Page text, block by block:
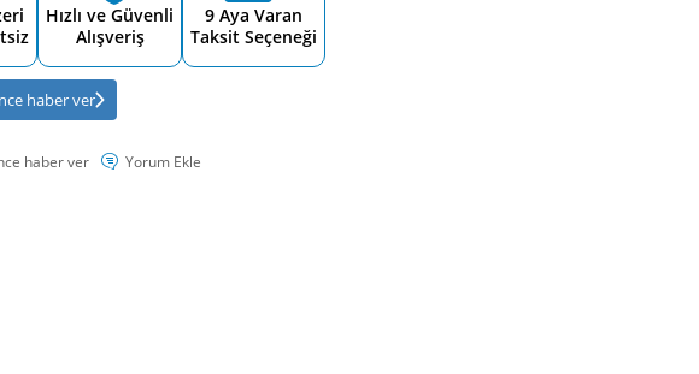
Hızlı ve Güvenli
Alışveriş
9 Aya Varan
Taksit Seçeneği
haber ver
haber ver Yorum Ekle